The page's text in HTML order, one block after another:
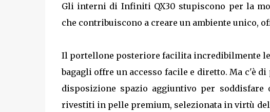
Gli interni di Infiniti QX30 stupiscono per la
che contribuiscono a creare un ambiente unico,
Il portellone posteriore facilita incredibilmente
bagagli offre un accesso facile e diretto. Ma c'è
disposizione spazio aggiuntivo per
rivestiti in pelle premium, selezionata in virtù